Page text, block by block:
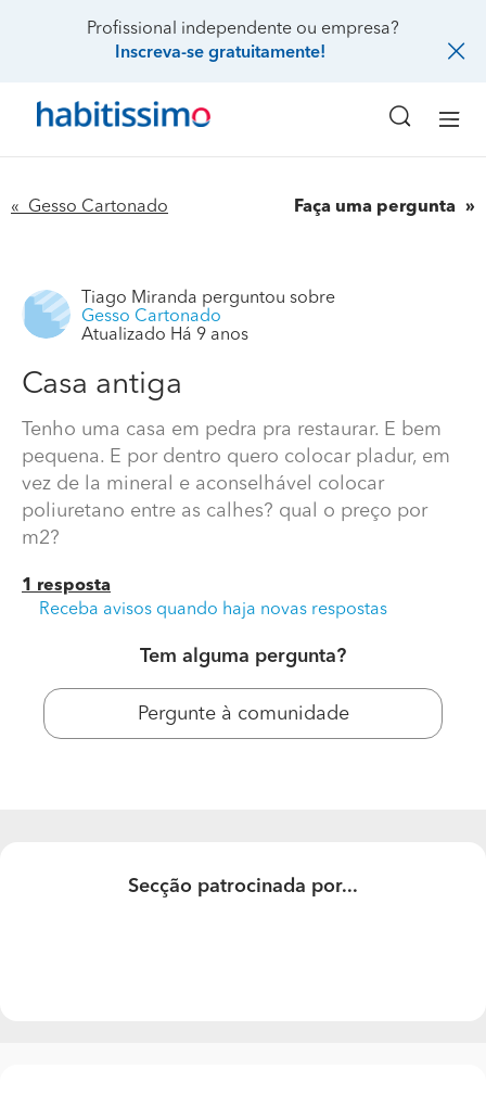
Profissional independente ou empresa?
Inscreva-se gratuitamente!
« Gesso Cartonado Faça uma pergunta
Casa antiga
Tiago Miranda perguntou sobre
Gesso Cartonado
Atualizado Há 9 anos
Casa antiga
Tenho uma casa em pedra pra restaurar. E bem
pequena. E por dentro quero colocar pladur, em
vez de la mineral e aconselhável colocar
poliuretano entre as calhes? qual o preço por
m2?
1 resposta
Receba avisos quando haja novas respostas
Tem alguma pergunta?
Pergunte à comunidade
Secção patrocinada por...